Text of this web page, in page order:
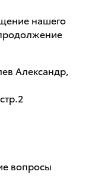
нашего
Александр,
вопросы